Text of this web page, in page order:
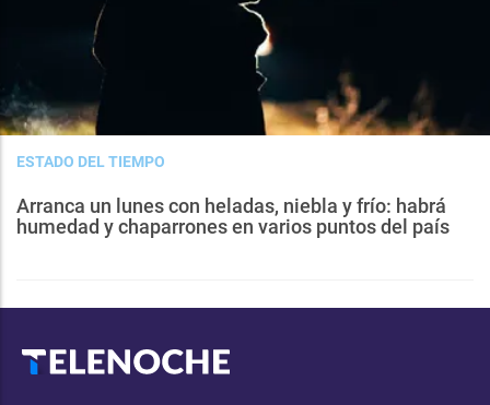
ESTADO DEL TIEMPO
Arranca un lunes con heladas, niebla y frío: habrá
humedad y chaparrones en varios puntos del país